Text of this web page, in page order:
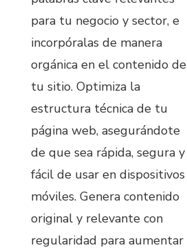
para tu negocio y sector, e
incorpóralas de manera
orgánica en el contenido de
tu sitio. Optimiza la
estructura técnica de tu
página web, asegurándote
de que sea rápida, segura y
fácil de usar en dispositivos
móviles. Genera contenido
original y relevante con
regularidad para aumentar